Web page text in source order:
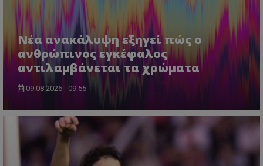
Νέα ανακάλυψη εξηγεί πώς ο
ανθρώπινος εγκέφαλος
αντιλαμβάνεται τα χρώματα
09.08.2026 - 09:55